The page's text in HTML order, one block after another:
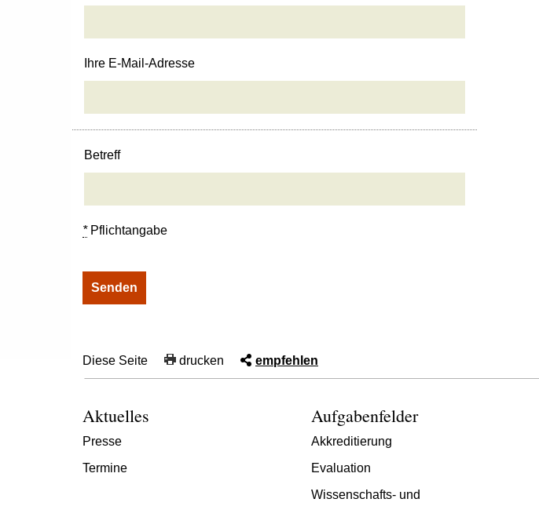
Ihre E-Mail-Adresse
Betreff
*Pflichtangabe
Diese Seite drucken empfehlen
Aktuelles
Presse
Termine
Aufgabenfelder
Akkreditierung
Evaluation
Wissenschafts- und